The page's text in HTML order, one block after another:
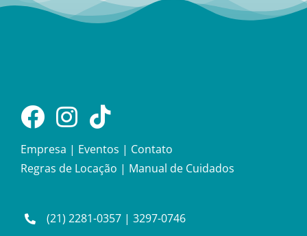
Empresa | Eventos | Contato
Regras de Locação | Manual de Cuidados
(21) 2281-0357 |3297-0746